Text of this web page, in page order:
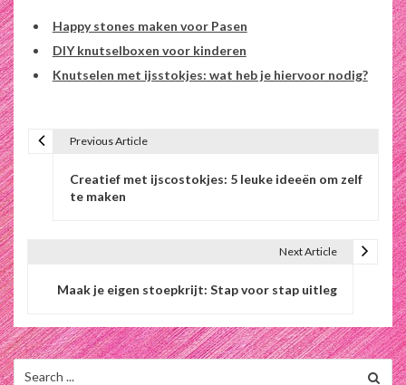
Happy stones maken voor Pasen
DIY knutselboxen voor kinderen
Knutselen met ijsstokjes: wat heb je hiervoor nodig?
t
Previous Article
Creatief met ijscostokjes: 5 leuke ideeën om zelf
te maken
Next Article
Maak je eigen stoepkrijt: Stap voor stap uitleg
Search
for: